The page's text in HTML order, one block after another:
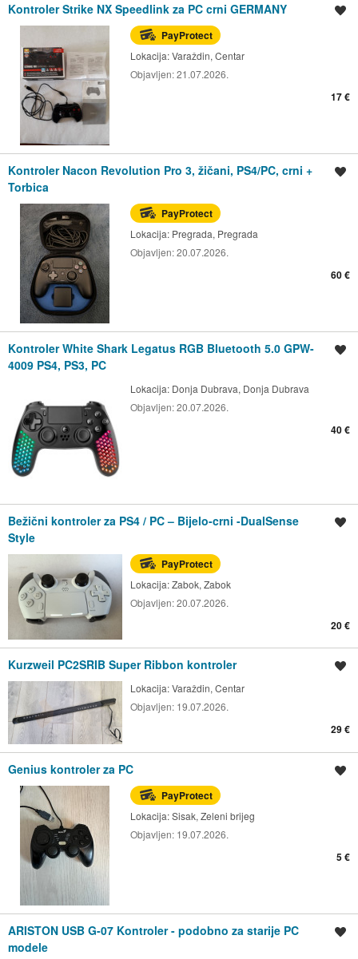
Kontroler Strike NX Speedlink za PC crni GERMANY
PayProtect
Lokacija:Varaždin, Centar
Objavljen:21.07.2026.
17 €
Kontroler Nacon Revolution Pro 3, žičani, PS4/PC, crni +
Torbica
PayProtect
Lokacija: Pregrada, Pregrada
Objavljen:20.07.2026.
60 €
Kontroler White Shark Legatus RGB Bluetooth 5.0 GPW-
4009 PS4, PS3, PC
Lokacija: Donja Dubrava, Donja Dubrava
Objavljen:20.07.2026.
40 €
Bežični kontroler za PS4 / PC – Bijelo-crni -DualSense
Style
PayProtect
Lokacija:Zabok, Zabok
Objavljen:20.07.2026.
20 €
Kurzweil PC2SRIB Super Ribbon kontroler
Lokacija:Varaždin, Centar
Objavljen: 19.07.2026.
29 €
Genius kontroler za PC
PayProtect
Lokacija:Sisak, Zeleni brijeg
Objavljen: 19.07.2026.
5 €
ARISTON USB G-07 Kontroler - podobno za starije PC
modele